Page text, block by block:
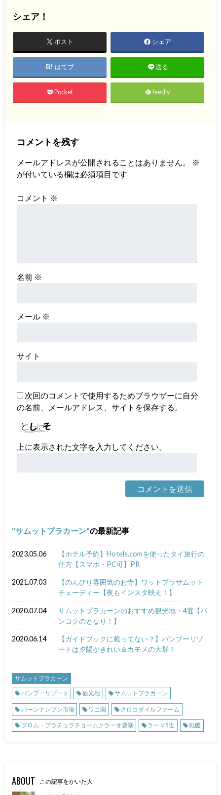
シェア！
ポスト シェア
はてブ 送る
Pocket feedly
コメントを残す
メールアドレスが公開されることはありません。
※
が付いている欄は必須項目です
コメント ※
名前 ※
メール ※
サイト
次回のコメントで使用するためブラウザーに自分
の名前、メールアドレス、サイトを保存する。
上に表示された文字を入力してください。
サムットプラカーン の最新記事
2023.05.06
【ホテル予約】Hotels.comを使ったタイ旅行の
仕方【スマホ・PC可】PR
2021.07.03
【のんびり雰囲気のお寺】ワットプラサムット
チェーディー【夜もインスタ映え！】
2020.07.04
サムットプラカーンのおすすめ観光地・4選【バ
ンコクのとなり！】
2020.06.14
【ガイドブックに載ってない？】バンプーリゾ
ートは夕陽がきれい＆カモメの大群！
サムットプラカーン
バンプーリゾート
観光地 サムットプラカーン
バーンナンプン市場 ワニ園 クロコダイルファーム
プロム・プラチュラチョームクラーオ要塞 ラーマ5世 戦艦
ABOUT この記事をかいた人